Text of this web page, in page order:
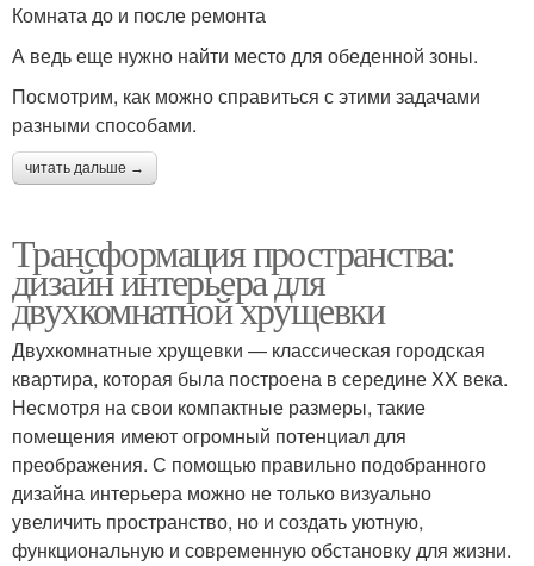
Комната до и после ремонта
А ведь еще нужно найти место для обеденной зоны.
Посмотрим, как можно справиться с этими задачами
разными способами.
читать дальше →
Трансформация пространства:
дизайн интерьера для
двухкомнатной хрущевки
Двухкомнатные хрущевки — классическая городская
квартира, которая была построена в середине XX века.
Несмотря на свои компактные размеры, такие
помещения имеют огромный потенциал для
преображения. С помощью правильно подобранного
дизайна интерьера можно не только визуально
увеличить пространство, но и создать уютную,
функциональную и современную обстановку для жизни.